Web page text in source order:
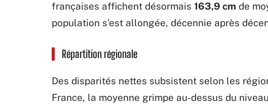
françaises affichent désormais 163,9 cm de
population s’est allongée, décennie après
Répartition régionale
Des disparités nettes subsistent selon les
France, la moyenne grimpe au-dessus du